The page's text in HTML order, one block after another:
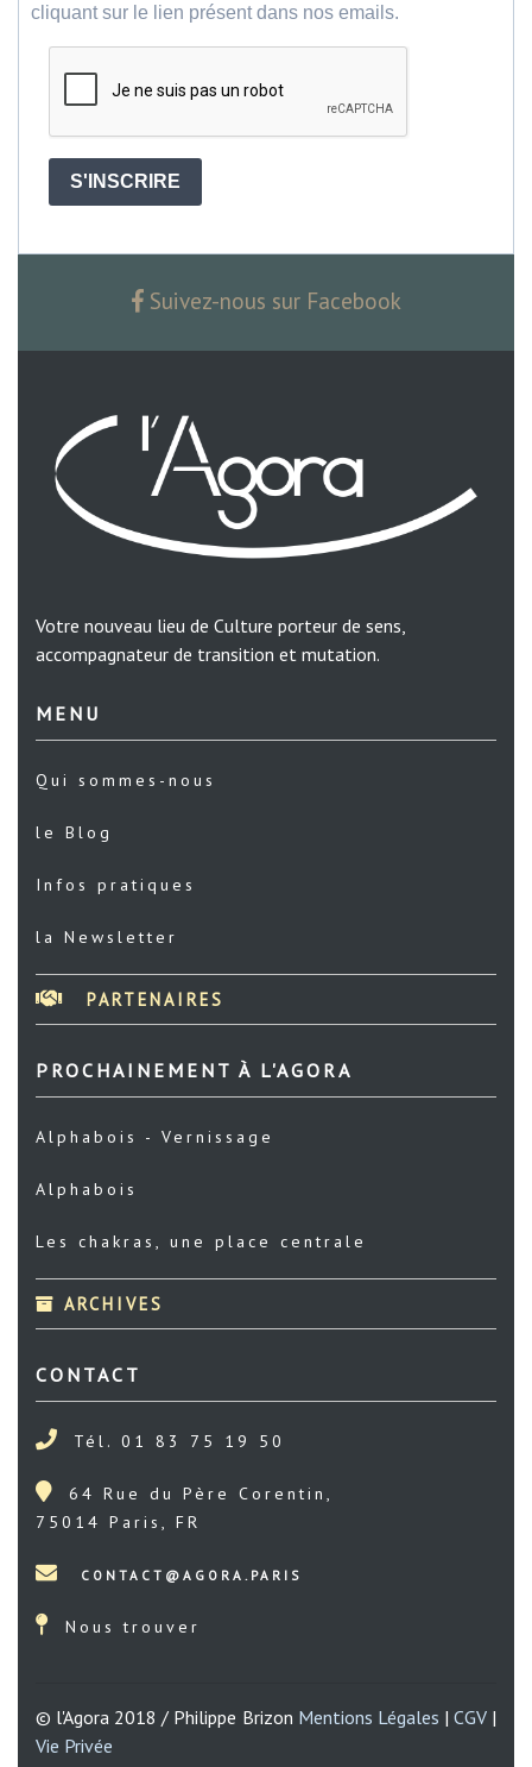
cliquant sur le lien présent dans nos emails.
S'INSCRIRE
Suivez-nous sur Facebook
Votre nouveau lieu de Culture porteur de sens,
accompagnateur de transition et mutation.
MENU
Qui sommes-nous
le Blog
Infos pratiques
la Newsletter
PARTENAIRES
PROCHAINEMENT À L'AGORA
Alphabois - Vernissage
Alphabois
Les chakras, une place centrale
ARCHIVES
CONTACT
Tél. 01 83 75 19 50
64 Rue du Père Corentin,
75014 Paris, FR
Nous trouver
© l'Agora 2018 / Philippe Brizon Mentions Légales | CGV|
Vie Privée